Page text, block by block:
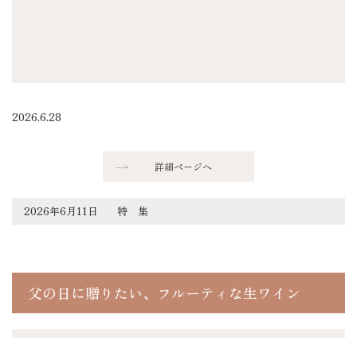
2026.6.28
詳細ページへ
2026年6月11日 特 集
父の日に贈りたい、フルーティな生ワイン